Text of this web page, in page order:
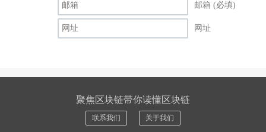
邮箱 (必填)
网址
聚焦区块链带你读懂区块链
联系我们 关于我们